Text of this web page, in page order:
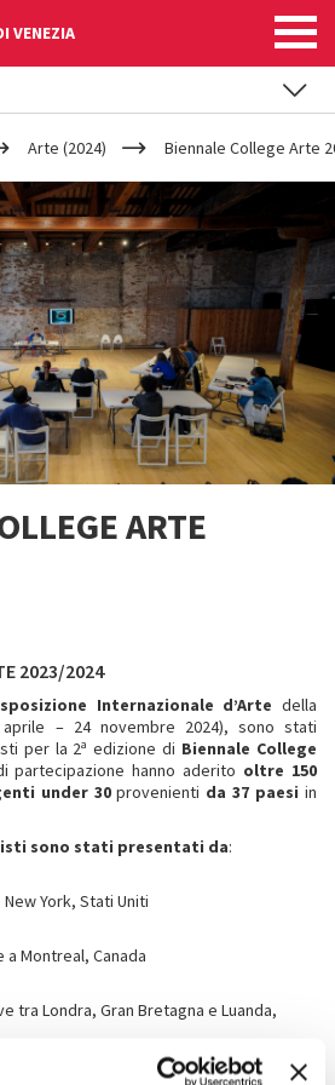
VENEZIA
Arte (2024) Biennale College Arte
ARTE
2023/2024
Internazionale d’Arte della
– 24 novembre 2024), sono stati
per la 2a edizione di Biennale College
partecipazione hanno aderito oltre 150
under 30provenienti da 37 paesi in
sono stati presentati da:
York, Stati Uniti
a Montreal, Canada
tra Londra, Gran Bretagna e Luanda,